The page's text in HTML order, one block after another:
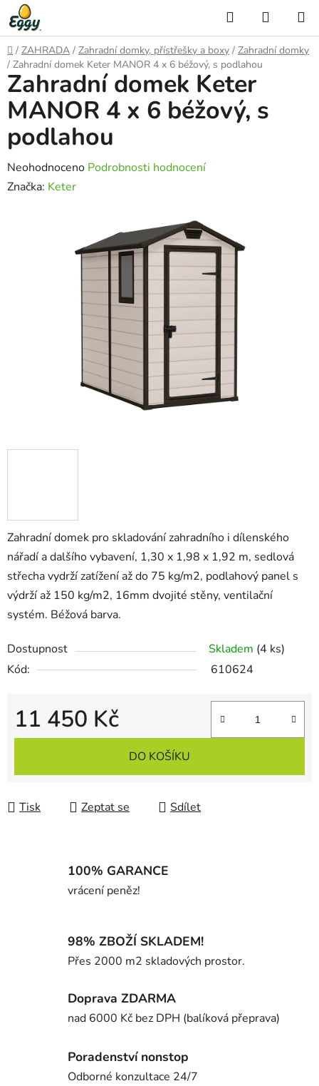
Přejít
na
obsah
Hledat
KOŠÍK
Domů
/ ZAHRADA / Zahradní domky, přístřešky a boxy / Zahradní domky
/ Zahradní domek Keter MANOR 4 x 6 béžový, s podlahou
Zahradní domek pro skladování zahradního i dílenského
nářadí a dalšího vybavení, 1,30 x 1,98 x 1,92 m, sedlová
střecha vydrží zatížení až do 75 kg/m2, podlahový panel s
výdrží až 150 kg/m2, 16mm dvojité stěny, ventilační
systém. Béžová barva.
Dostupnost Skladem (4 ks)
Kód:
610624
11 450 Kč
Měrná cena:
DO KOŠÍKU
Tisk Zeptat se Sdílet
Zahradní domek Keter
MANOR 4 x 6 béžový, s
podlahou
Průměrné
hodnocení
Neohodnoceno Podrobnosti hodnocení
Značka: Keter
100% GARANCE
vrácení peněz!
98% ZBOŽÍ SKLADEM!
Přes 2000 m2 skladových prostor.
Doprava ZDARMA
nad 6000 Kč bez DPH (balíková přeprava)
Poradenství nonstop
Odborné konzultace 24/7